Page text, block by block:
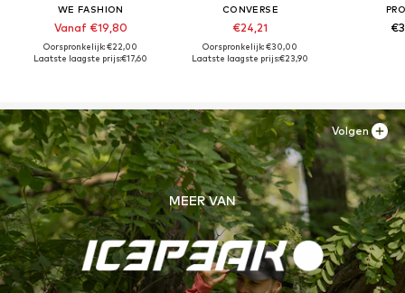
WE FASHION
Vanaf €19,80
Oorspronkelijk: €22,00
Laatste laagste prijs:€17,60
CONVERSE
€24,21
Oorspronkelijk: €30,00
Laatste laagste prijs:€23,90
MEER VAN
Volgen